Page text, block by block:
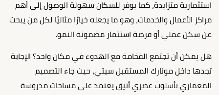
استثمارية متزايدة، كما يوفر للسكان سهولة الوصول إلى أهم
مراكز الأعمال والخدمات، وهو ما يجعله خيارًا مثاليًا لكل من يبحث
عن سكن عملي أو فرصة استثمار مضمونة النمو.
هل يمكن أن تجتمع الفخامة مع الهدوء في مكان واحد؟ الإجابة
تجدها داخل مونارك المستقبل سيتي، حيث جاء التصميم
المعماري بأسلوب عصري أنيق يعتمد على مساحات مدروسة